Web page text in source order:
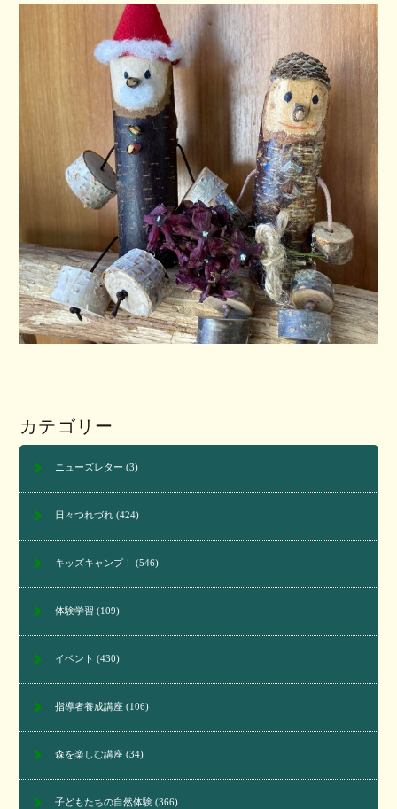
カテゴリー
ニューズレター (3)
日々つれづれ(424)
キッズキャンプ！ (546)
体験学習 (109)
イベント (430)
指導者養成講座(106)
森を楽しむ講座(34)
子どもたちの自然体験(366)